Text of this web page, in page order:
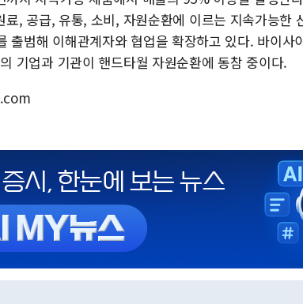
, 공급, 유통, 소비, 자원순환에 이르는 지속가능한
출범해 이해관계자와 협업을 확장하고 있다. 바이사
기업과 기관이 핸드타월 자원순환에 동참 중이다.